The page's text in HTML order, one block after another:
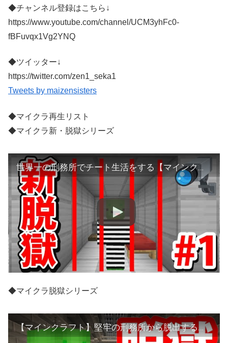
◆チャンネル登録はこちら↓
https://www.youtube.com/channel/UCM3yhFc0-
fBFuvqx1Vg2YNQ
◆ツイッター↓
https://twitter.com/zen1_seka1
Tweets by maizensisters
◆マイクラ再生リスト
◆マイクラ新・脱獄シリーズ
世界一の刑務所でチート生活をする【マインクラフト新脱獄 第1話】
◆マイクラ脱獄シリーズ
【マインクラフト】堅牢の刑務所から脱出する【１日目】